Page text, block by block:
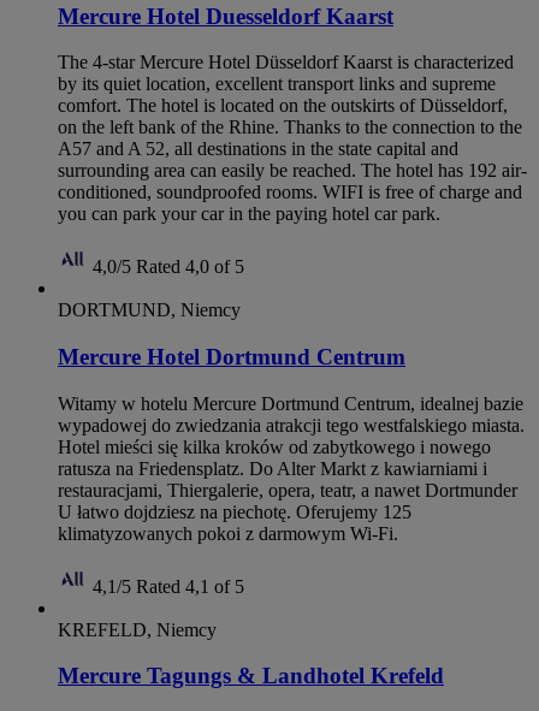
Mercure Hotel Duesseldorf Kaarst
The 4-star Mercure Hotel Düsseldorf Kaarst is characterized
by its quiet location, excellent transport links and supreme
comfort. The hotel is located on the outskirts of Düsseldorf,
on the left bank of the Rhine. Thanks to the connection to the
A57 and A 52, all destinations in the state capital and
surrounding area can easily be reached. The hotel has 192 air-
conditioned, soundproofed rooms. WIFI is free of charge and
you can park your car in the paying hotel car park.
4,0/5 Rated 4,0 of 5
DORTMUND, Niemcy
Mercure Hotel Dortmund Centrum
Witamy w hotelu Mercure Dortmund Centrum, idealnej bazie
wypadowej do zwiedzania atrakcji tego westfalskiego miasta.
Hotel mieści się kilka kroków od zabytkowego i nowego
ratusza na Friedensplatz. Do Alter Markt z kawiarniami i
restauracjami, Thiergalerie, opera, teatr, a nawet Dortmunder
U łatwo dojdziesz na piechotę. Oferujemy 125
klimatyzowanych pokoi z darmowym Wi‑Fi.
4,1/5 Rated 4,1 of 5
KREFELD, Niemcy
Mercure Tagungs & Landhotel Krefeld